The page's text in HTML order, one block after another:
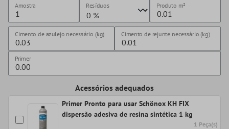
Amostra Resíduos Produto m²
Cimento de azulejo necessário (kg) Cimento de rejunte necessário (kg)
Primer
Acessórios adequados
Primer Pronto para usar Schönox KH FIX
dispersão adesiva de resina sintética 1 kg
1 Peça(s)